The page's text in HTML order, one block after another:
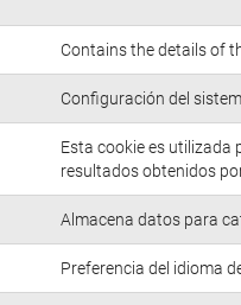
Contains the details of
Configuración del
Esta cookie es utilizada
resultados obtenidos
Almacena datos para
Preferencia del idioma